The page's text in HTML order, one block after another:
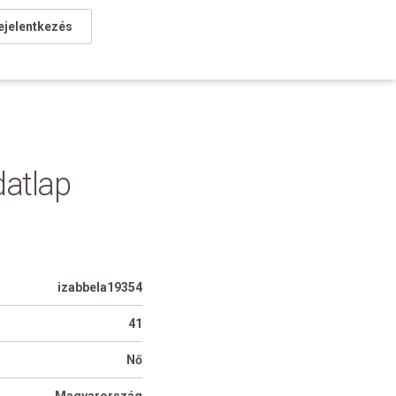
izabbela19354
41
Nő